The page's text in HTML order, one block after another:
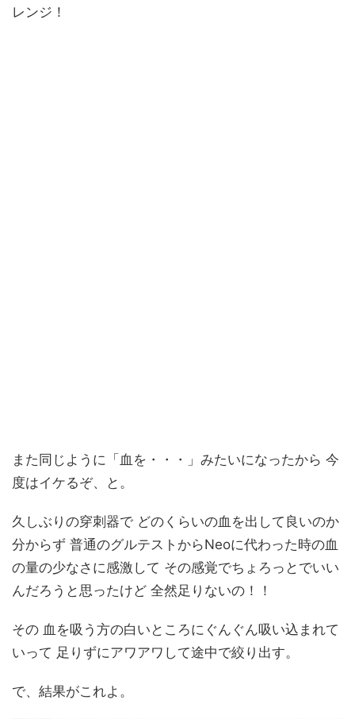
レンジ！
また同じように「血を・・・」みたいになったから 今
度はイケるぞ、と。
久しぶりの穿刺器で どのくらいの血を出して良いのか
分からず 普通のグルテストからNeoに代わった時の血
の量の少なさに感激して その感覚でちょろっとでいい
んだろうと思ったけど 全然足りないの！！
その 血を吸う方の白いところにぐんぐん吸い込まれて
いって 足りずにアワアワして途中で絞り出す。
で、結果がこれよ。